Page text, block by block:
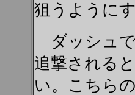
狙うように
ダッシュで
追撃される
い。こちら